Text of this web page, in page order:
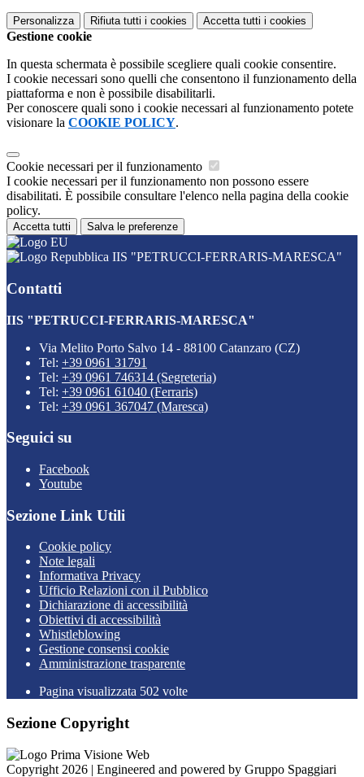
Personalizza Rifiuta tutti i cookies Accetta tutti i cookies
Gestione cookie
In questa schermata è possibile scegliere quali cookie consentire.
I cookie necessari sono quelli che consentono il funzionamento della
piattaforma e non è possibile disabilitarli.
Per conoscere quali sono i cookie necessari al funzionamento potete
visionare la COOKIE POLICY.
Cookie necessari per il funzionamento
I cookie necessari per il funzionamento non possono essere
disabilitati. È possibile consultare l'elenco nella pagina della cookie
policy.
Accetta tutti Salva le preferenze
IIS "PETRUCCI-FERRARIS-MARESCA"
Contatti
IIS "PETRUCCI-FERRARIS-MARESCA"
Via Melito Porto Salvo 14 - 88100 Catanzaro (CZ)
Tel: +39 0961 31791
Tel: +39 0961 746314 (Segreteria)
Tel: +39 0961 61040 (Ferraris)
Tel: +39 0961 367047 (Maresca)
Seguici su
Facebook
Youtube
Sezione Link Utili
Cookie policy
Note legali
Informativa Privacy
Ufficio Relazioni con il Pubblico
Dichiarazione di accessibilità
Obiettivi di accessibilità
Whistleblowing
Gestione consensi cookie
Amministrazione trasparente
Pagina visualizzata 502 volte
Sezione Copyright
Copyright 2026 | Engineered and powered by Gruppo Spaggiari